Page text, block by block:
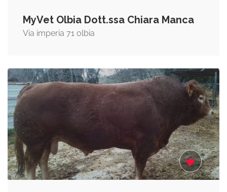
MyVet Olbia Dott.ssa Chiara Manca
Via imperia 71 olbia